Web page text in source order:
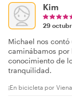
Kim
29
Michael nos
caminábamos por
conocimiento de
tranquilidad.
¡En bicicleta por